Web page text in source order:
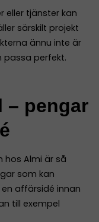
eller tjänster kan
särskilt projekt
ännu inte är
passa perfekt.
– pengar
hos Almi är så
som kan
affärsidé innan
till exempel